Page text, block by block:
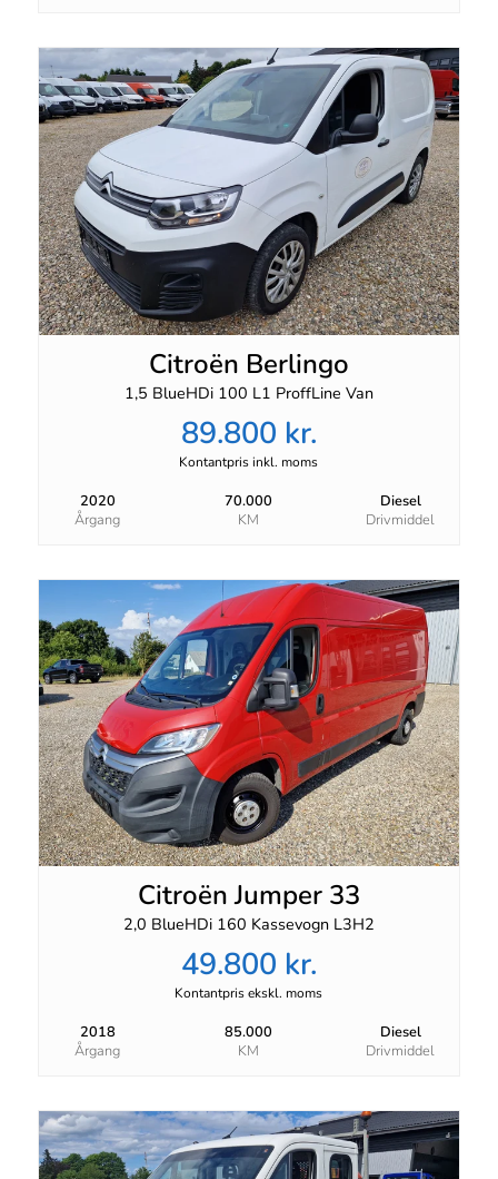
Citroën Berlingo
1,5 BlueHDi 100 L1 ProffLine Van
89.800 kr.
Kontantpris inkl. moms
2020
Årgang
70.000
KM
Diesel
Drivmiddel
Citroën Jumper 33
2,0 BlueHDi 160 Kassevogn L3H2
49.800 kr.
Kontantpris ekskl. moms
2018
Årgang
85.000
KM
Diesel
Drivmiddel